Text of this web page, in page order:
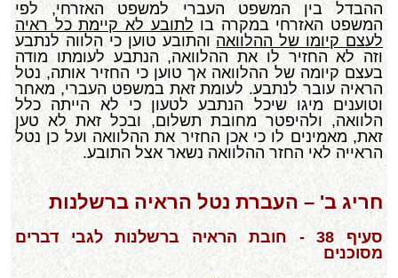
ההבדל בין המשפט העברי למשפט האזרחי, לפי
המשפט האזרחי במקרה בו לתובע לא קיימת כל ראיה
לעצם קיומו של ההלוואה והתובע טוען כי הלווה לנתבע
וזה לא החזיר לו את ההלוואה, הנתבע לעומתו מודה
בעצם קיומה של ההלוואה אך טוען כי החזיר אותה, נטל
הראיה עובר לנתבע. לעומת זאת במשפט העברי, מאחר
וטוענים מיגו שיכל הנתבע לטעון כי לא הייתה כלל
הלוואה, ולהיפטר מחובת תשלום, ובכל זאת לא טען
זאת, מאמינים לו כי אכן החזיר את ההלוואה ועל כן נטל
הראייה לאי החזר ההלוואה נשאר אצל התובע.
חריג ב' – העברת נטל הראיה ברשלנות
סעיף 38 - חובת הראיה ברשלנות לגבי דברים
מסוכנים